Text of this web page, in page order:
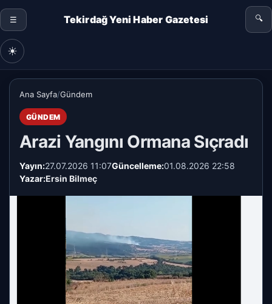
☰ Tekirdağ Yeni Haber Gazetesi 🔍
☀
Ana Sayfa/Gündem
GÜNDEM
Arazi Yangını Ormana Sıçradı
Yayın:27.07.2026 11:07Güncelleme:01.08.2026 22:58
Yazar:Ersin Bilmeç